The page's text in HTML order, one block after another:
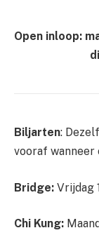
Open inloop:
dinsdag t/
Biljarten:
vooraf
Bridge: Vrijdag
Chi Kung: